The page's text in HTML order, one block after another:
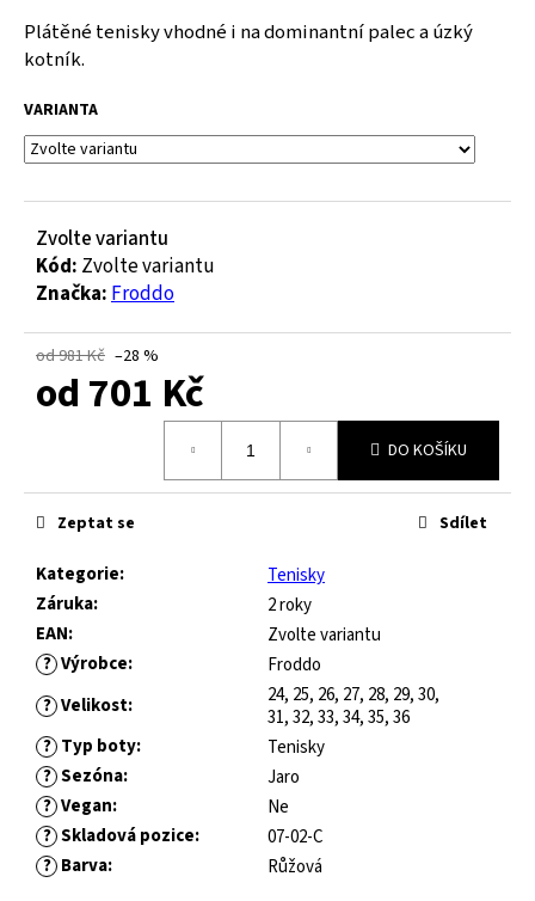
Plátěné tenisky vhodné i na dominantní palec a úzký
kotník.
VARIANTA
Zvolte variantu
Kód: Zvolte variantu
Značka:Froddo
od 981 Kč –28 %
od 701 Kč
DO KOŠÍKU
Kategorie:
Tenisky
Záruka:
2 roky
EAN:
Zvolte variantu
? Výrobce:
Froddo
? Velikost:
24, 25, 26, 27, 28, 29, 30,
31, 32, 33, 34, 35, 36
? Typ boty:
Tenisky
? Sezóna:
Jaro
? Vegan:
Ne
? Skladová pozice:
07-02-C
? Barva: Růžová
Zeptat se Sdílet
a
j
t
?
HLEDAT
D
o
r
u
u
m
e
JOMA
HORIZON
JUNIOR
BAREFOOT
2604
ROYAL
BLUE